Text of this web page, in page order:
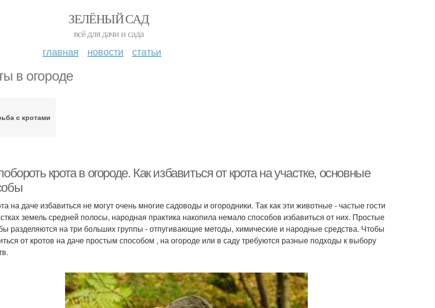
ЗЕЛЁНЫЙ САД
всё для дачи и сада
главная новости статьи
в огороде
с кротами
крота в огороде. Как избавиться от крота на участке, основные
на даче избавиться не могут очень многие садоводы и огородники. Так как эти животные - частые гости
земель средней полосы, народная практика накопила немало способов избавиться от них. Простые
разделяются на три больших группы - отпугивающие методы, химические и народные средства. Чтобы
от кротов на даче простым способом , на огороде или в саду требуются разные подходы к выбору